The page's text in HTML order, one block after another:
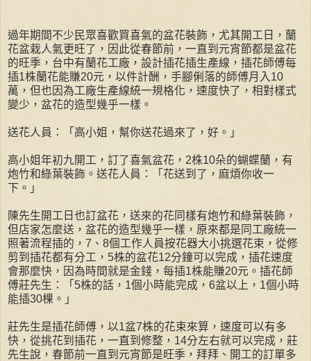
過年期間不少民眾喜歡買喜氣的盆花裝飾，尤其開工日，蘭
花盆栽人氣更旺了，因此從春節前，一直到元宵節都是盆花
的旺季，台中有蘭花工廠，設計插花插生產線，插花師傅每
插1株蘭花能賺20元，以件計酬，手腳俐落的師傅月入10
萬，但也因為工廠生產線統一規格化，速度快了，相對樣式
變少，盆花的造型幾乎一樣。
送花人員：「高小姐，幫你送花過來了，好。」
高小姐年初九開工，訂了喜氣盆花，2株10朵的蝴蝶蘭，有
炮竹和綠葉裝飾。送花人員：「花送到了，麻煩你收一
下。」
陳先生開工日也訂盆花，送來的花同樣有炮竹和綠葉裝飾，
但店家怎麼送，盆花的造型幾乎一樣，原來都是同工廠統一
照著流程插的，7、8個工作人員按花器大小挑選花束，從修
剪到插花都有分工，5株的盆花12分鐘可以完成，插花速度
會那麼快，因為時間就是金錢，每插1株能賺20元。插花師
傅莊先生：「5株的話，1個小時能完成，6盆以上，1個小時
能插30棵。」
莊先生是插花師傅，以1盆7株的花束來算，速度可以有多
快，從挑花到插花，一直到修整，14分左右就可以完成，莊
先生說，春節前一直到元宵節是旺季，拜拜、開工的訂單多